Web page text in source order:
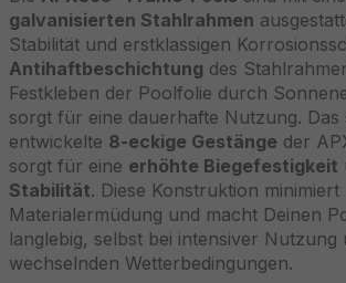
galvanisierten Stahlrahmen
Stabilität und erstklassigen
Antihaftbeschichtung des
Festkleben der Poolfolie durch
sorgt für eine dauerhafte Nutzung. Das
entwickelte 8-eckige Gestänge der
sorgt für eine erhöhte Biegefestigkeit
Stabilität. Diese Konstruktion minimiert
Materialermüdung und macht Deinen
langlebig, selbst bei intensiver Nutzung
wechselnden Wetterbedingungen.